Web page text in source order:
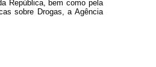
República, bem como pela
sobre Drogas, a Agência